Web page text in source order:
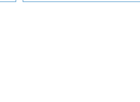
für Bio-Baumwoll
Menge für Bio-